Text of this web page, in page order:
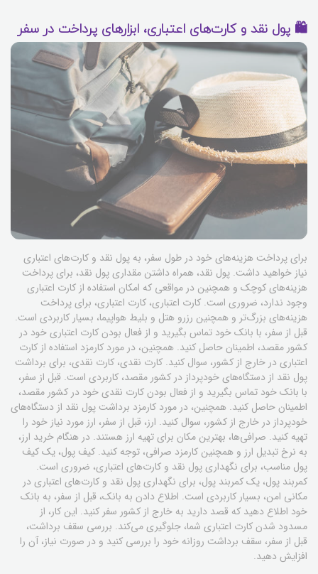
🛍️ پول نقد و کارت‌های اعتباری، ابزارهای پرداخت در سفر
برای پرداخت هزینه‌های خود در طول سفر، به پول نقد و کارت‌های اعتباری
نیاز خواهید داشت. پول نقد، همراه داشتن مقداری پول نقد، برای پرداخت
هزینه‌های کوچک و همچنین در مواقعی که امکان استفاده از کارت اعتباری
وجود ندارد، ضروری است. کارت اعتباری، کارت اعتباری، برای پرداخت
هزینه‌های بزرگ‌تر و همچنین رزرو هتل و بلیط هواپیما، بسیار کاربردی است.
قبل از سفر، با بانک خود تماس بگیرید و از فعال بودن کارت اعتباری خود در
کشور مقصد، اطمینان حاصل کنید. همچنین، در مورد کارمزد استفاده از کارت
اعتباری در خارج از کشور، سوال کنید. کارت نقدی، کارت نقدی، برای برداشت
پول نقد از دستگاه‌های خودپرداز در کشور مقصد، کاربردی است. قبل از سفر،
با بانک خود تماس بگیرید و از فعال بودن کارت نقدی خود در کشور مقصد،
اطمینان حاصل کنید. همچنین، در مورد کارمزد برداشت پول نقد از دستگاه‌های
خودپرداز در خارج از کشور، سوال کنید. ارز، قبل از سفر، ارز مورد نیاز خود را
تهیه کنید. صرافی‌ها، بهترین مکان برای تهیه ارز هستند. در هنگام خرید ارز،
به نرخ تبدیل ارز و همچنین کارمزد صرافی، توجه کنید. کیف پول، یک کیف
پول مناسب، برای نگهداری پول نقد و کارت‌های اعتباری، ضروری است.
کمربند پول، یک کمربند پول، برای نگهداری پول نقد و کارت‌های اعتباری در
مکانی امن، بسیار کاربردی است. اطلاع دادن به بانک، قبل از سفر، به بانک
خود اطلاع دهید که قصد دارید به خارج از کشور سفر کنید. این کار، از
مسدود شدن کارت اعتباری شما، جلوگیری می‌کند. بررسی سقف برداشت،
قبل از سفر، سقف برداشت روزانه خود را بررسی کنید و در صورت نیاز، آن را
افزایش دهید.